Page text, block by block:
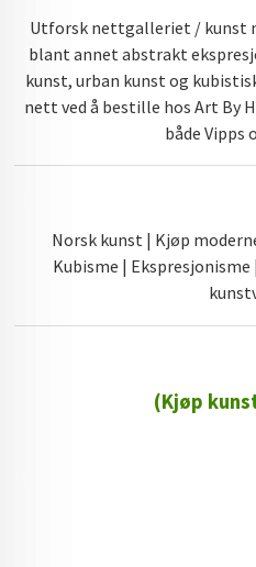
Utforsk nettgalleriet / kunst
blant annet abstrakt
kunst, urban kunst og
nett ved å bestille hos Art By
både Vipps
Norsk kunst | Kjøp
Kubisme |
(Kjøp